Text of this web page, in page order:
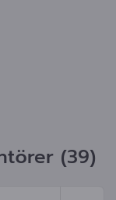
(39)